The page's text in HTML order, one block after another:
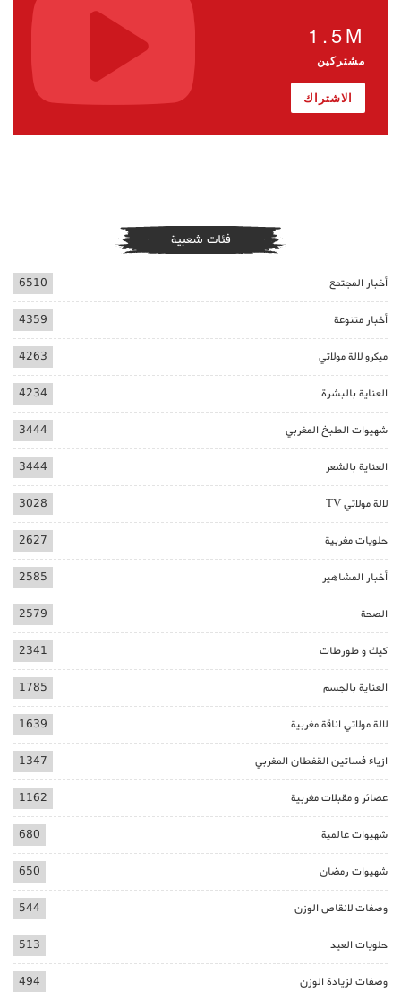
1.5M
مشتركين
الاشتراك
فئات شعبية
أخبار المجتمع 6510
أخبار متنوعة 4359
ميكرو لالة مولاتي 4263
العناية بالبشرة 4234
شهيوات الطبخ المغربي 3444
العناية بالشعر 3444
لالة مولاتي TV 3028
حلويات مغربية 2627
أخبار المشاهير 2585
الصحة 2579
كيك و طورطات 2341
العناية بالجسم 1785
لالة مولاتي اناقة مغربية 1639
ازياء فساتين القفطان المغربي 1347
عصائر و مقبلات مغربية 1162
شهيوات عالمية 680
شهيوات رمضان 650
وصفات لانقاص الوزن 544
حلويات العيد 513
وصفات لزيادة الوزن 494